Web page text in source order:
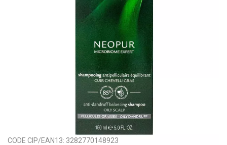
CODE CIP/EAN13: 3282770148923